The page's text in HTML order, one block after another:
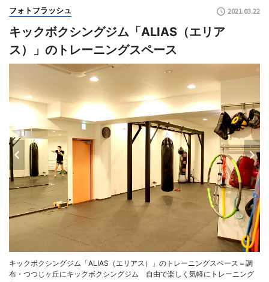
フォトフラッシュ 2021.03.22
キックボクシングジム「ALIAS（エリア
ス）」のトレーニングスペース
キックボクシングジム「ALIAS（エリアス）」のトレーニングスペース＝調
布・つつじヶ丘にキックボクシングジム 自由で楽しく気軽にトレーニング